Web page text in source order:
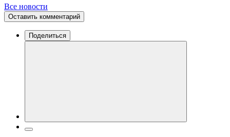
Все новости
Оставить комментарий
Поделиться